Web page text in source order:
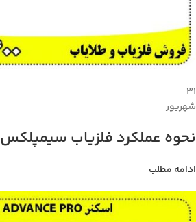
۳۱
شهریور
نحوه عملکرد فلزیاب سیمپلکس
ادامه مطلب